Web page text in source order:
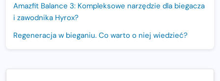
Amazfit Balance 3: Kompleksowe narzędzie dla biegacza
i zawodnika Hyrox?
Regeneracja w bieganiu. Co warto o niej wiedzieć?